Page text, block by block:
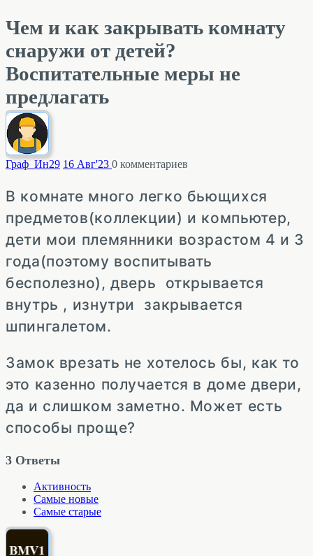
Чем и как закрывать комнату
снаружи от детей?
Воспитательные меры не
предлагать
Граф_Ин29 16 Авг'23 0 комментариев
В комнате много легко бьющихся
предметов(коллекции) и компьютер,
дети мои племянники возрастом 4 и 3
года(поэтому воспитывать
бесполезно), дверь открывается
внутрь , изнутри закрывается
шпингалетом.
Замок врезать не хотелось бы, как то
это казенно получается в доме двери,
да и слишком заметно. Может есть
способы проще?
3 Ответы
Активность
Самые новые
Самые старые